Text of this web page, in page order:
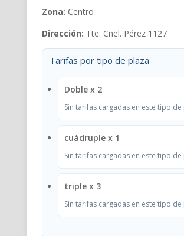
Zona: Centro
Dirección: Tte. Cnel. Pérez 1127
Tarifas por tipo de plaza
Doble x 2
Sin tarifas cargadas en este tipo de
cuádruple x 1
Sin tarifas cargadas en este tipo de
triple x 3
Sin tarifas cargadas en este tipo de